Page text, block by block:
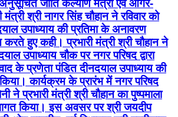
जाति कल्याण मंत्री एवं आगर-
श्री नागर सिंह चौहान ने रविवार को
उपाध्याय की प्रतिमा के अनावरण
करते हुए कही। प्रभारी मंत्री श्री चौहान ने
उपाध्याय चौक पर नगर परिषद द्वारा
के प्रणेता पंडित दीनदयाल उपाध्याय की
कार्यक्रम के प्रारंभ में नगर परिषद
ने प्रभारी मंत्री श्री चौहान का पुष्पमाला
किया। इस अवसर पर श्री जयदीप